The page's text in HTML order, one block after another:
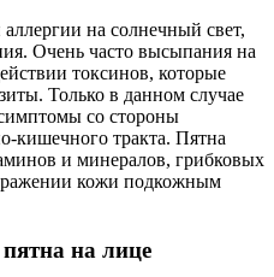
на солнечный свет,
Очень часто высыпания на
токсинов, которые
Только в данном случае
со стороны
кишечного тракта. Пятна
и минералов, грибковых
кожи подкожным
на лице